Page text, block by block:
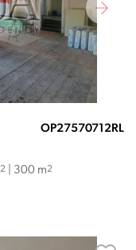
OP27570712RL
2 | 300 m2